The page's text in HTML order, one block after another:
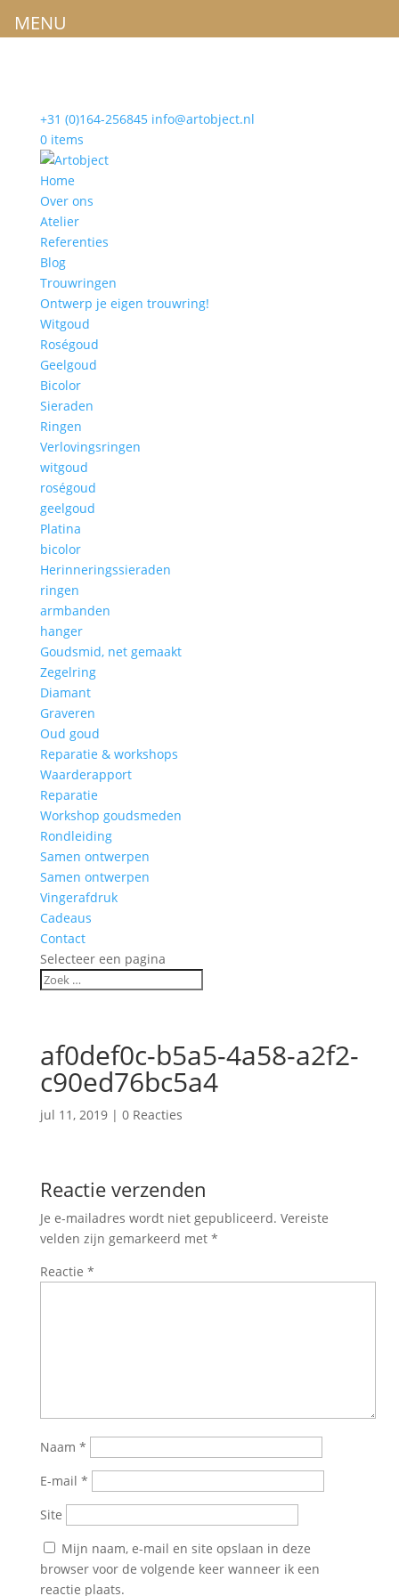
+31 (0)164-256845 info@artobject.nl
0 items
Home
Over ons
Atelier
Referenties
Blog
Trouwringen
Ontwerp je eigen trouwring!
Witgoud
Roségoud
Geelgoud
Bicolor
Sieraden
Ringen
Verlovingsringen
witgoud
roségoud
geelgoud
Platina
bicolor
Herinneringssieraden
ringen
armbanden
hanger
Goudsmid, net gemaakt
Zegelring
Diamant
Graveren
Oud goud
Reparatie & workshops
Waarderapport
Reparatie
Workshop goudsmeden
Rondleiding
Samen ontwerpen
Samen ontwerpen
Vingerafdruk
Cadeaus
Contact
Selecteer een pagina
af0def0c-b5a5-4a58-a2f2-
c90ed76bc5a4
jul 11, 2019| 0 Reacties
Reactie verzenden
Je e-mailadres wordt niet gepubliceerd. Vereiste
velden zijn gemarkeerd met *
Reactie *
Naam *
E-mail *
Site
Mijn naam, e-mail en site opslaan in deze
browser voor de volgende keer wanneer ik een
reactie plaats.
MENU